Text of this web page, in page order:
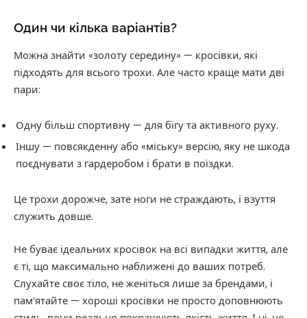
Один чи кілька варіантів?
Можна знайти «золоту середину» — кросівки, які
підходять для всього трохи. Але часто краще мати дві
пари:
Одну більш спортивну — для бігу та активного руху.
Іншу — повсякденну або «міську» версію, яку не шкода
поєднувати з гардеробом і брати в поїздки.
Це трохи дорожче, зате ноги не страждають, і взуття
служить довше.
Не буває ідеальних кросівок на всі випадки життя, але
є ті, що максимально наближені до ваших потреб.
Слухайте своє тіло, не женіться лише за брендами, і
пам’ятайте — хороші кросівки не просто доповнюють